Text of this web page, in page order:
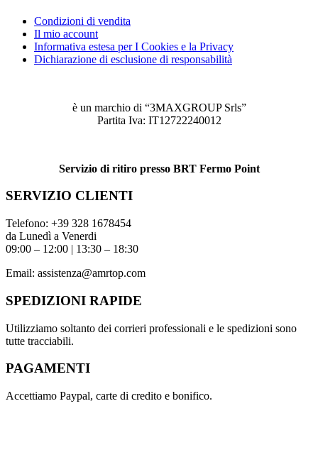
Condizioni di vendita
Il mio account
Informativa estesa per I Cookies e la Privacy
Dichiarazione di esclusione di responsabilità
è un marchio di “3MAXGROUP Srls”
Partita Iva: IT12722240012
Servizio di ritiro presso BRT Fermo Point
SERVIZIO CLIENTI
Telefono: +39 328 1678454
da Lunedì a Venerdi
09:00 – 12:00 | 13:30 – 18:30
Email: assistenza@amrtop.com
SPEDIZIONI RAPIDE
Utilizziamo soltanto dei corrieri professionali e le spedizioni sono
tutte tracciabili.
PAGAMENTI
Accettiamo Paypal, carte di credito e bonifico.